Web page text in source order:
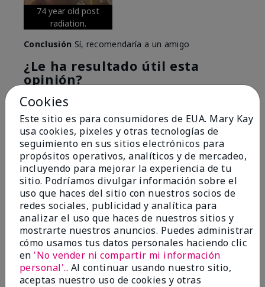
74 year old post
radiation.
Conclusión Sí, recomendaría a un amigo
¿Le ha resultado útil esta
opinión?
6
Marcar esta opinión
5
Great Night time emollient
EnviadoHace 2 meses
porSonia G
deChicago'Il
Evaluado en
marykay.com/en-us/
Cookies
Este sitio es para consumidores de EUA. Mary Kay
usa cookies, pixeles y otras tecnologías de
seguimiento en sus sitios electrónicos para
propósitos operativos, analíticos y de mercadeo,
incluyendo para mejorar la experiencia de tu
sitio. Podríamos divulgar información sobre el
uso que haces del sitio con nuestros socios de
redes sociales, publicidad y analítica para
analizar el uso que haces de nuestros sitios y
mostrarte nuestros anuncios. Puedes administrar
cómo usamos tus datos personales haciendo clic
en 'No vender ni compartir mi información
personal'.. Al continuar usando nuestro sitio,
aceptas nuestro uso de cookies y otras